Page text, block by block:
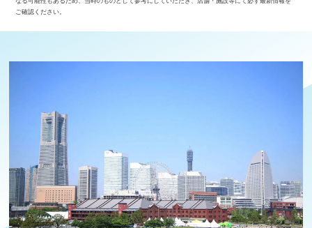
ご確認ください。